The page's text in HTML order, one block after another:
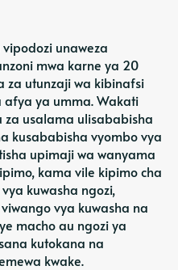
unaweza
mwa karne ya 20
utunzaji wa kibinafsi
afya ya umma. Wakati
za usalama ulisababisha
kusababisha vyombo vya
upimaji wa wanyama
kama vile kipimo cha
kuwasha ngozi,
vya kuwasha na
macho au ngozi ya
kutokana na
kwake.